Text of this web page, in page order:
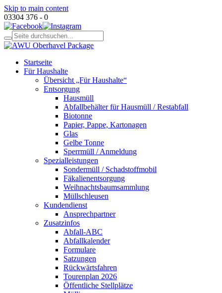
Skip to main content
03304 376 - 0
Startseite
Für Haushalte
Übersicht „Für Haushalte“
Entsorgung
Hausmüll
Abfallbehälter für Hausmüll / Restabfall
Biotonne
Papier, Pappe, Kartonagen
Glas
Gelbe Tonne
Sperrmüll / Anmeldung
Spezialleistungen
Sondermüll / Schadstoffmobil
Fäkalienentsorgung
Weihnachtsbaumsammlung
Müllschleusen
Kundendienst
Ansprechpartner
Zusatzinfos
Abfall-ABC
Abfallkalender
Formulare
Satzungen
Rückwärtsfahren
Tourenplan 2026
Öffentliche Stellplätze